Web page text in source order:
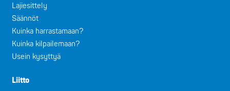
Lajiesittely
Säännöt
Kuinka harrastamaan?
Kuinka kilpailemaan?
Usein kysyttyä
Liitto